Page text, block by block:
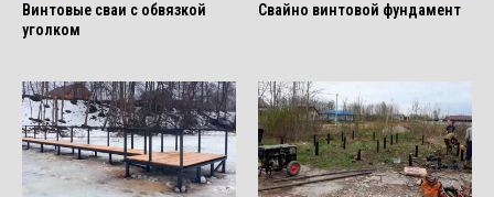
Винтовые сваи с обвязкой
уголком
Свайно винтовой фундамент